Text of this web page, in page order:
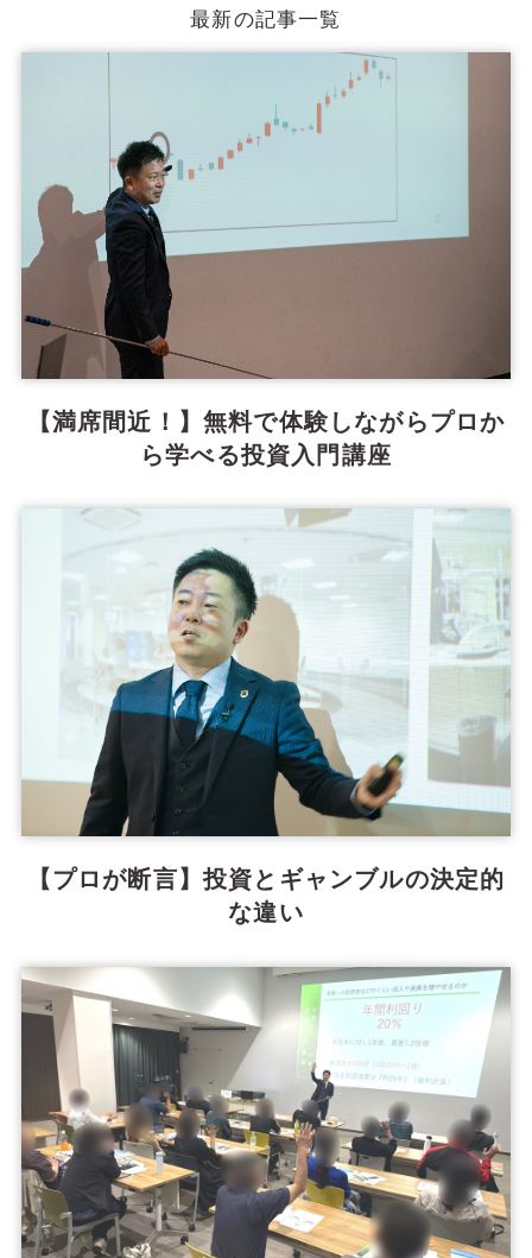
最新の記事一覧
【満席間近！】無料で体験しながらプロか
ら学べる投資入門講座
【プロが断言】投資とギャンブルの決定的
な違い